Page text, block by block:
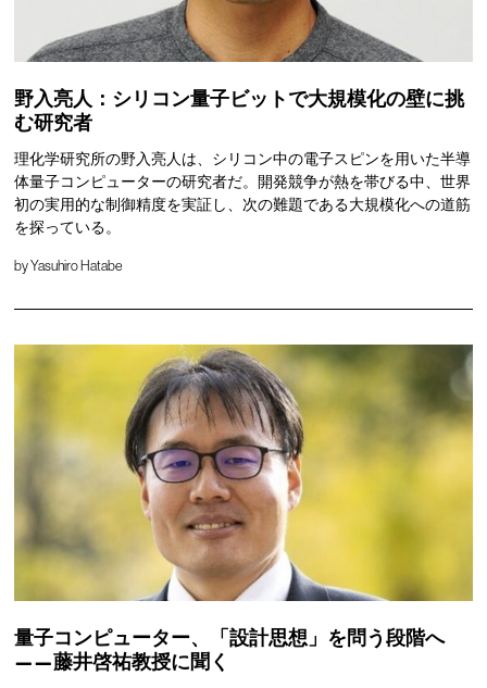
野入亮人：シリコン量子ビットで大規模化の壁に挑
む研究者
理化学研究所の野入亮人は、シリコン中の電子スピンを用いた半導
体量子コンピューターの研究者だ。開発競争が熱を帯びる中、世界
初の実用的な制御精度を実証し、次の難題である大規模化への道筋
を探っている。
byYasuhiro Hatabe
量子コンピューター、「設計思想」を問う段階へ
——藤井啓祐教授に聞く